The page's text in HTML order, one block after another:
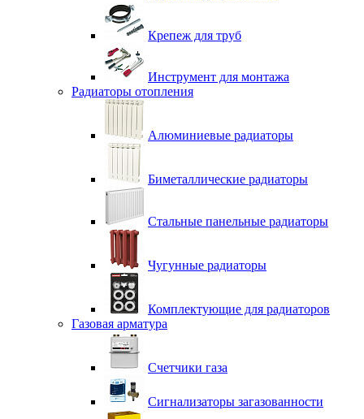
Крепеж для труб
Инструмент для монтажа
Радиаторы отопления
Алюминиевые радиаторы
Биметаллические радиаторы
Стальные панельные радиаторы
Чугунные радиаторы
Комплектующие для радиаторов
Газовая арматура
Счетчики газа
Сигнализаторы загазованности